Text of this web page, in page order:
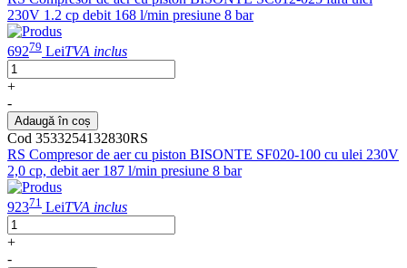
230V 1.2 cp debit 168 l/min presiune 8 bar
69279 LeiTVA inclus
+
-
Adaugă în coș
Cod 3533254132830RS
RS Compresor de aer cu piston BISONTE SF020-100 cu ulei 230V
2,0 cp, debit aer 187 l/min presiune 8 bar
92371 LeiTVA inclus
+
-